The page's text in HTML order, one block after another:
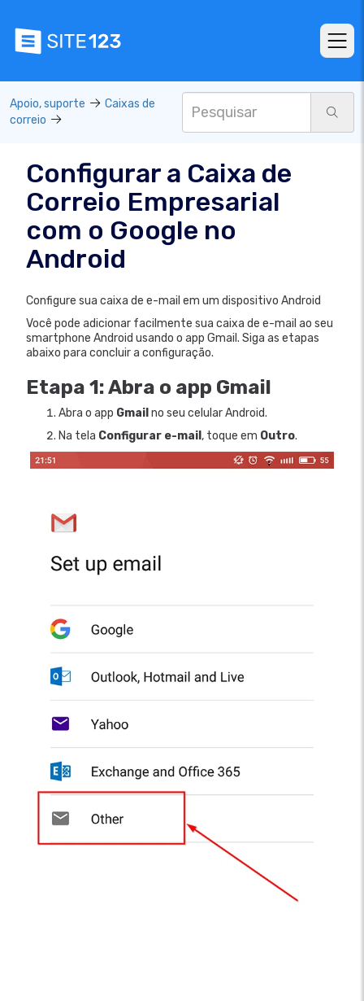
Apoio, suporte
Caixas de
correio
Configurar a Caixa de
Correio Empresarial
com o Google no
Android
Configure sua caixa de e-mail em um dispositivo Android
Você pode adicionar facilmente sua caixa de e-mail ao seu
smartphone Android usando o app Gmail. Siga as etapas
abaixo para concluir a configuração.
Etapa 1: Abra o app Gmail
Abra o app Gmail no seu celular Android.
Na tela Configurar e-mail , toque em Outro.